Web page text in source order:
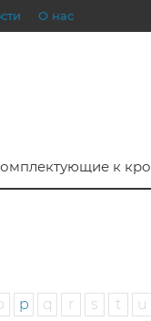
О нас
к
p q r s t u